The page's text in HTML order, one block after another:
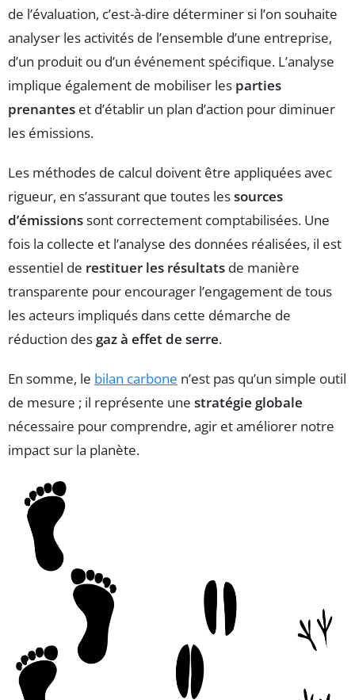
de l’évaluation, c’est-à-dire déterminer si l’on souhaite
analyser les activités de l’ensemble d’une entreprise,
d’un produit ou d’un événement spécifique. L’analyse
implique également de mobiliser les parties
prenantes et d’établir un plan d’action pour diminuer
les émissions.
Les méthodes de calcul doivent être appliquées avec
rigueur, en s’assurant que toutes lessources
d’émissionssont correctement comptabilisées. Une
fois la collecte et l’analyse des données réalisées, il est
essentiel de restituer les résultats de manière
transparente pour encourager l’engagement de tous
les acteurs impliqués dans cette démarche de
réduction des gaz à effet de serre.
En somme, le bilan carbone n’est pas qu’un simple outil
de mesure ; il représente une stratégie globale
nécessaire pour comprendre, agir et améliorer notre
impact sur la planète.